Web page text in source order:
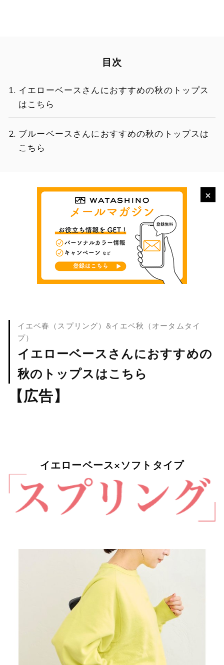
目次
イエローベースさんにおすすめの秋のトップス
はこちら
ブルーベースさんにおすすめの秋のトップスは
こちら
×
イエベ春（スプリング）&イエベ秋（オータムタイ
プ）
イエローベースさんにおすすめの
秋のトップスはこちら
【広告】
イエローベース×ソフトタイプ